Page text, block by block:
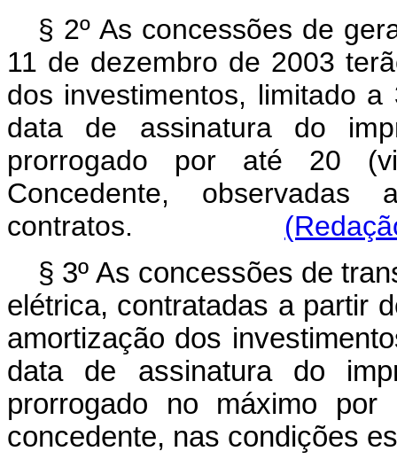
§ 2º As concessões de
11 de dezembro de 2003
dos investimentos, limitado
data de assinatura do
prorrogado por até 20
Concedente, observadas
contratos.
§ 3º As concessões de
elétrica, contratadas a partir
amortização dos
data de assinatura do
prorrogado no máximo
concedente, nas condições